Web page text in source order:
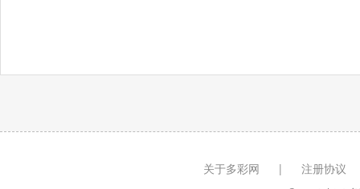
关于多彩网 |
注册协议